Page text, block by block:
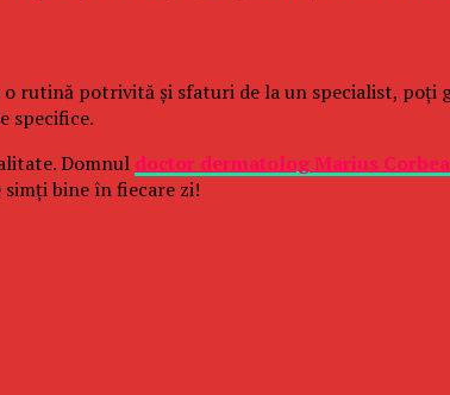
rutină potrivită și sfaturi de la un specialist,
specifice.
Domnul doctor dermatolog Marius
bine în fiecare zi!